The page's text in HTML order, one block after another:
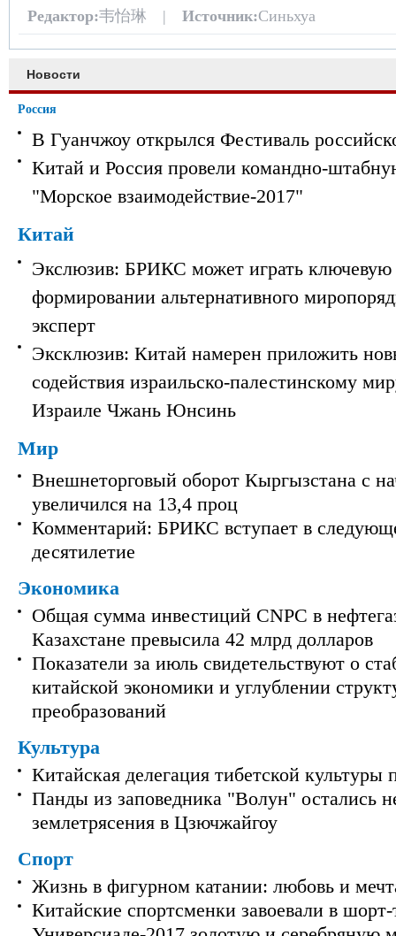
Редактор:韦怡琳 | Источник:Синьхуа
Новости
Россия
В Гуанчжоу открылся Фестиваль
Китай и Россия провели командно-
"Морское взаимодействие-2017"
Китай
Экслюзив: БРИКС может играть ключевую
формировании альтернативного
эксперт
Эксклюзив: Китай намерен приложить
содействия израильско-палестинскому
Израиле Чжань Юнсинь
Мир
Внешнеторговый оборот Кыргызстана с
увеличился на 13,4 проц
Комментарий: БРИКС вступает в
десятилетие
Экономика
Общая сумма инвестиций CNPC в
Казахстане превысила 42 млрд долларов
Показатели за июль свидетельствуют о
китайской экономики и углублении
преобразований
Культура
Китайская делегация тибетской культуры
Панды из заповедника "Волун" остались
землетрясения в Цзючжайгоу
Спорт
Жизнь в фигурном катании: любовь и
Китайские спортсменки завоевали в шорт-